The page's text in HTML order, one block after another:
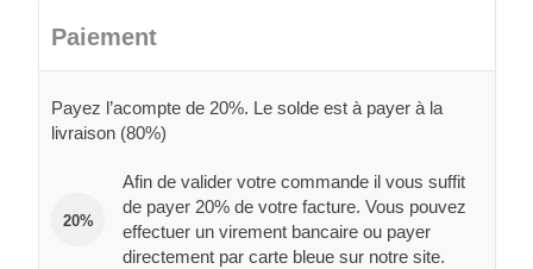
Paiement
Payez l’acompte de 20%. Le solde est à payer à la
livraison (80%)
20%
Afin de valider votre commande il vous suffit
de payer 20% de votre facture. Vous pouvez
effectuer un virement bancaire ou payer
directement par carte bleue sur notre site.